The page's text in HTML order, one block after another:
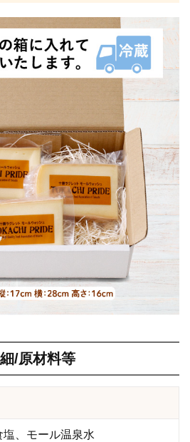
/原材料等
、モール温泉水